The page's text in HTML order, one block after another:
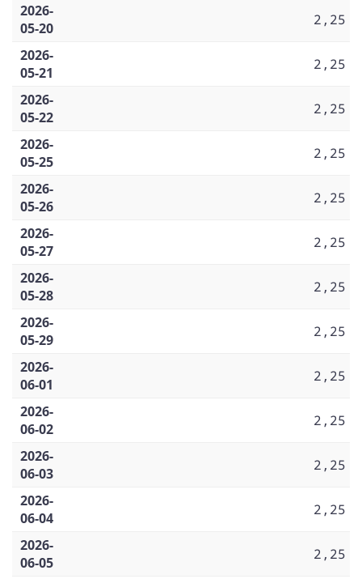
2026-
05-20
2,25
2026-
05-21
2,25
2026-
05-22
2,25
2026-
05-25
2,25
2026-
05-26
2,25
2026-
05-27
2,25
2026-
05-28
2,25
2026-
05-29
2,25
2026-
06-01
2,25
2026-
06-02
2,25
2026-
06-03
2,25
2026-
06-04
2,25
2026-
06-05
2,25